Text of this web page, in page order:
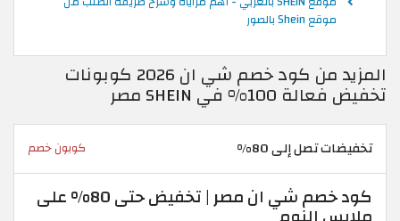
موقع Shein بالصور
المزيد من كود خصم شي ان 2026 كوبونات
تخفيض فعالة 100% في SHEIN مصر
تخفيضات تصل إلى 80% كوبون خصم
كود خصم شي ان مصر | تخفيض حتى 80% على